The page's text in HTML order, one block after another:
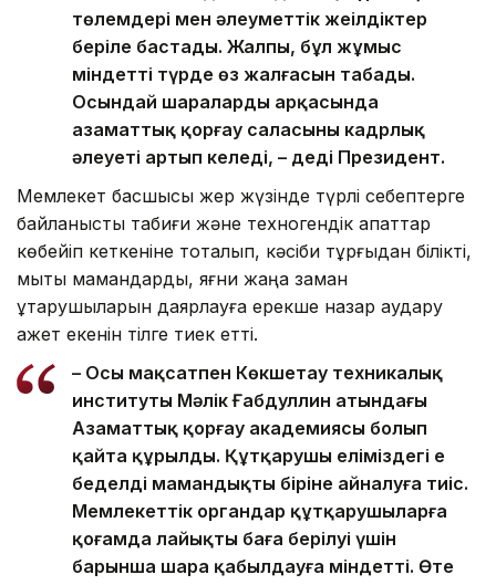
төлемдері мен әлеуметтік жеңілдіктер
беріле бастады. Жалпы, бұл жұмыс
міндетті түрде өз жалғасын табады.
Осындай шаралардың арқасында
азаматтық қорғау саласының кадрлық
әлеуеті артып келеді, – деді Президент.
Мемлекет басшысы жер жүзінде түрлі себептерге
байланысты табиғи және техногендік апаттар
көбейіп кеткеніне тоқталып, кәсіби тұрғыдан білікті,
мықты мамандарды, яғни жаңа заман
құтқарушыларын даярлауға ерекше назар аудару
қажет екенін тілге тиек етті.
– Осы мақсатпен Көкшетау техникалық
институты Мәлік Ғабдуллин атындағы
Азаматтық қорғау академиясы болып
қайта құрылды. Құтқарушы еліміздегі ең
беделді мамандықтың біріне айналуға тиіс.
Мемлекеттік органдар құтқарушыларға
қоғамда лайықты баға берілуі үшін
барынша шара қабылдауға міндетті. Өте